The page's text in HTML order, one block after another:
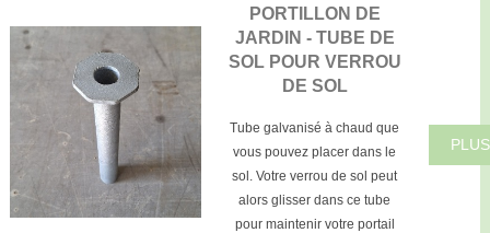
PORTILLON DE
JARDIN - TUBE DE
SOL POUR VERROU
DE SOL
Tube galvanisé à chaud que
vous pouvez placer dans le
sol. Votre verrou de sol peut
alors glisser dans ce tube
pour maintenir votre portail